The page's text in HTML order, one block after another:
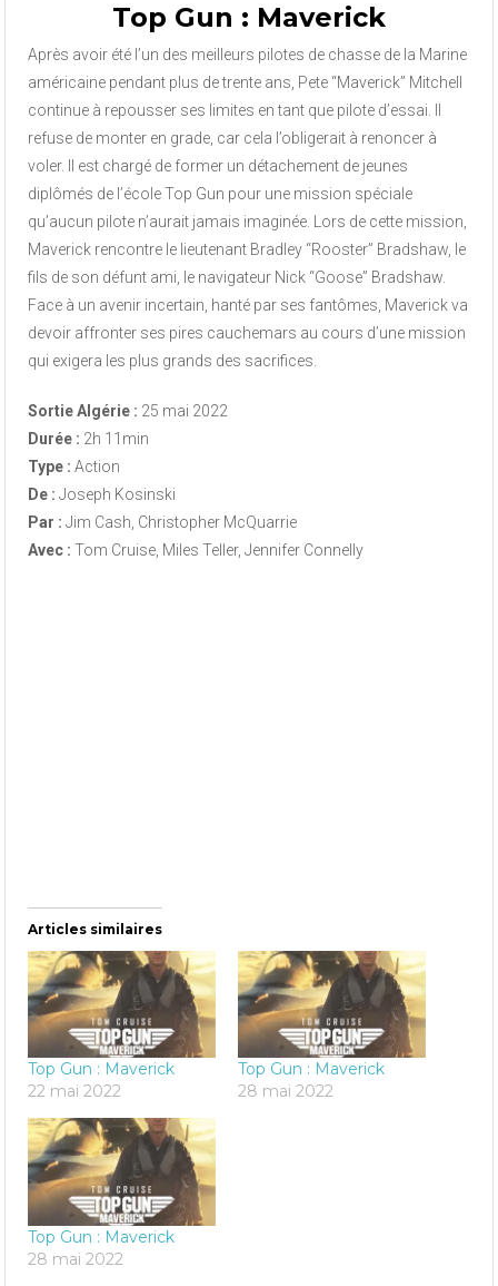
Top Gun : Maverick
Après avoir été l’un des meilleurs pilotes de chasse de la Marine
américaine pendant plus de trente ans, Pete “Maverick” Mitchell
continue à repousser ses limites en tant que pilote d’essai. Il
refuse de monter en grade, car cela l’obligerait à renoncer à
voler. Il est chargé de former un détachement de jeunes
diplômés de l’école Top Gun pour une mission spéciale
qu’aucun pilote n’aurait jamais imaginée. Lors de cette mission,
Maverick rencontre le lieutenant Bradley “Rooster” Bradshaw, le
fils de son défunt ami, le navigateur Nick “Goose” Bradshaw.
Face à un avenir incertain, hanté par ses fantômes, Maverick va
devoir affronter ses pires cauchemars au cours d’une mission
qui exigera les plus grands des sacrifices.
Sortie Algérie : 25 mai 2022
Durée : 2h 11min
Type : Action
De : Joseph Kosinski
Par : Jim Cash, Christopher McQuarrie
Avec : Tom Cruise, Miles Teller, Jennifer Connelly
Articles similaires
Top Gun : Maverick
22 mai 2022
Top Gun : Maverick
28 mai 2022
Top Gun : Maverick
28 mai 2022